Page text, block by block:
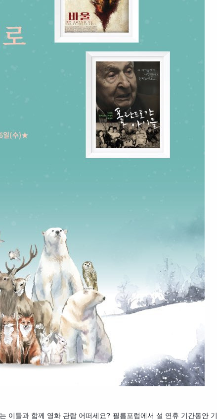
이들과 함께 영화 관람 어떠세요? 필름포럼에서 설 연휴 기간동안 기